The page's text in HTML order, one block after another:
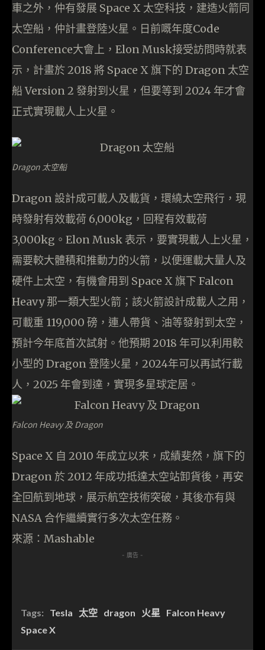
車之外，仲有發展 Space X 太空科技，建造火箭同
太空船，仲計畫登陸火星。日前嘅年度Code
Conference大會上，Elon Musk接受訪問時就表
示，計畫於 2018 將 Space X 旗下的 Dragon 太空
船 Version 2 發射到火星，但要等到 2024 年才會
正式實現載人上火星。
Dragon 太空船
Dragon 設計成可載人及載貨，環繞太空飛行，現
時發射有效載荷 6,000kg，回程有效載荷
3,000kg。Elon Musk 表示，要實現載人上火星，
需要較大體積和推動力的火箭，以便運載大量人及
硬件上太空，有機會用到 Space X 旗下 Falcon
Heavy 那一類大型火箭；該火箭設計成載人之用，
可載重 119,000 磅，連人帶貨、油等發射到太空，
預計今年底首次試射。他預期 2018 年可以利用較
小型的 Dragon 登陸火星，2024年可以再試行載
人，2025 年會到達，實現多星球定居。
Falcon Heavy 及 Dragon
Space X 自 2010 年成立以來，成績斐然，旗下的
Dragon 於 2012 年成功抵達太空站卸貨後，再安
全回航到地球，展示航空技術突破，其後亦有與
NASA 合作繼續實行多次太空任務。
來源：Mashable
- 廣告 -
Tags: Tesla 太空 dragon 火星
Falcon Heavy
Space X